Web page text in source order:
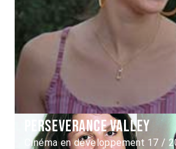
Perseverance Valley
Cinéma en développement 17 /